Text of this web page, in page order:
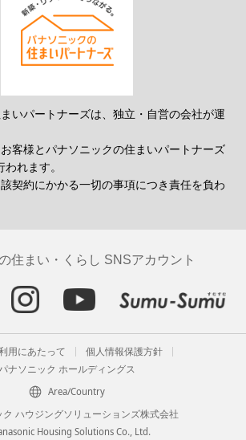
いパートナーズは、独立・自営の会社が運
客様とパナソニックの住まいパートナーズ
れます。
契約にかかる一切の事項につき責任を負わ
住まい・くらし SNSアカウント
用にあたって
個人情報保護方針
ナソニック ホールディングス
Area/Country
ハウジングソリューションズ株式会社
Housing Solutions Co., Ltd.